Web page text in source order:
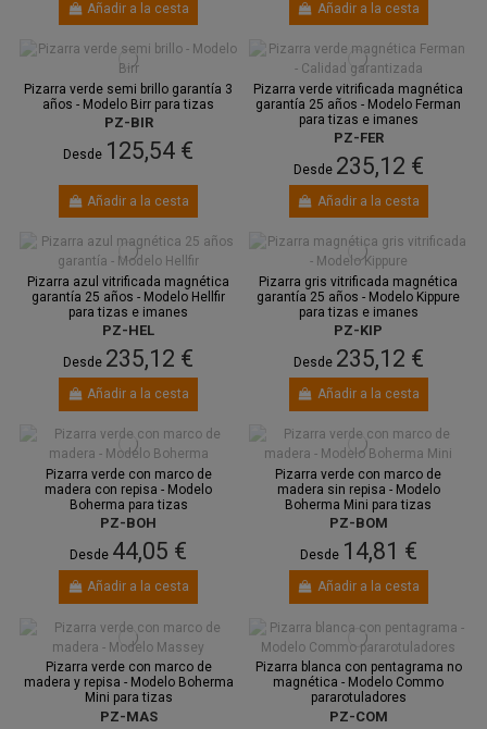
Añadir a la cesta Añadir a la cesta
Pizarra verde semi brillo garantía 3
años - Modelo Birr para tizas
PZ-BIR
Desde 125,54 €
Añadir a la cesta
Pizarra verde vitrificada magnética
garantía 25 años - Modelo Ferman
para tizas e imanes
PZ-FER
Desde 235,12 €
Añadir a la cesta
Pizarra azul vitrificada magnética
garantía 25 años - Modelo Hellfir
para tizas e imanes
PZ-HEL
Desde 235,12 €
Añadir a la cesta
Pizarra gris vitrificada magnética
garantía 25 años - Modelo Kippure
para tizas e imanes
PZ-KIP
Desde 235,12 €
Añadir a la cesta
Pizarra verde con marco de
madera con repisa - Modelo
Boherma para tizas
PZ-BOH
Desde 44,05 €
Añadir a la cesta
Pizarra verde con marco de
madera sin repisa - Modelo
Boherma Mini para tizas
PZ-BOM
Desde 14,81 €
Añadir a la cesta
Pizarra verde con marco de
madera y repisa - Modelo Boherma
Mini para tizas
PZ-MAS
Pizarra blanca con pentagrama no
magnética - Modelo Commo
pararotuladores
PZ-COM